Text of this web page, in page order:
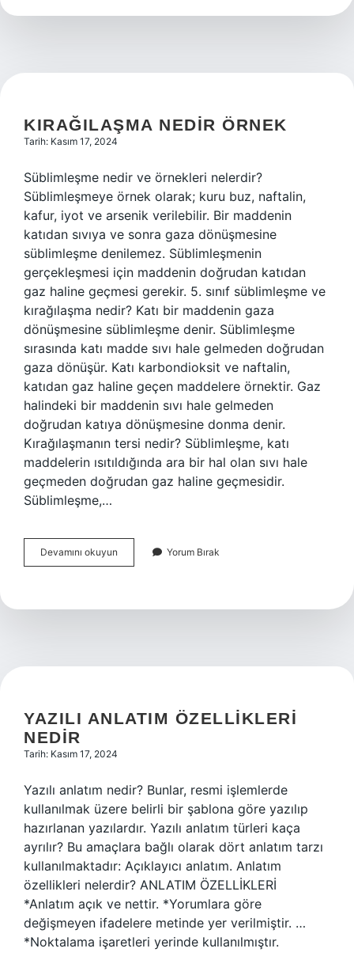
KIRAĞILAŞMA NEDIR ÖRNEK
Tarih: Kasım 17, 2024
Süblimleşme nedir ve örnekleri nelerdir?
Süblimleşmeye örnek olarak; kuru buz, naftalin,
kafur, iyot ve arsenik verilebilir. Bir maddenin
katıdan sıvıya ve sonra gaza dönüşmesine
süblimleşme denilemez. Süblimleşmenin
gerçekleşmesi için maddenin doğrudan katıdan
gaz haline geçmesi gerekir. 5. sınıf süblimleşme ve
kırağılaşma nedir? Katı bir maddenin gaza
dönüşmesine süblimleşme denir. Süblimleşme
sırasında katı madde sıvı hale gelmeden doğrudan
gaza dönüşür. Katı karbondioksit ve naftalin,
katıdan gaz haline geçen maddelere örnektir. Gaz
halindeki bir maddenin sıvı hale gelmeden
doğrudan katıya dönüşmesine donma denir.
Kırağılaşmanın tersi nedir? Süblimleşme, katı
maddelerin ısıtıldığında ara bir hal olan sıvı hale
geçmeden doğrudan gaz haline geçmesidir.
Süblimleşme,…
Devamını okuyun Kırağılaşma
Nedir
Yorum Bırak
YAZILI ANLATIM ÖZELLIKLERI
NEDIR
Tarih: Kasım 17, 2024
Yazılı anlatım nedir? Bunlar, resmi işlemlerde
kullanılmak üzere belirli bir şablona göre yazılıp
hazırlanan yazılardır. Yazılı anlatım türleri kaça
ayrılır? Bu amaçlara bağlı olarak dört anlatım tarzı
kullanılmaktadır: Açıklayıcı anlatım. Anlatım
özellikleri nelerdir? ANLATIM ÖZELLİKLERİ
*Anlatım açık ve nettir. *Yorumlara göre
değişmeyen ifadelere metinde yer verilmiştir. …
*Noktalama işaretleri yerinde kullanılmıştır.